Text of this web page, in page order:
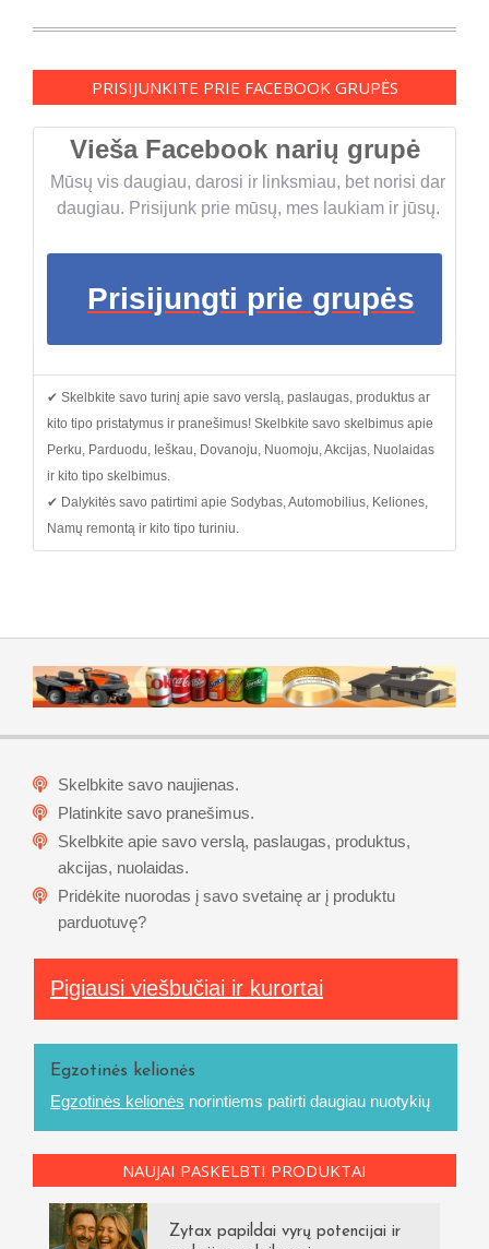
PRISIJUNKITE PRIE FACEBOOK GRUPĖS
Vieša Facebook narių grupė
Mūsų vis daugiau, darosi ir linksmiau, bet norisi dar
daugiau. Prisijunk prie mūsų, mes laukiam ir jūsų.
Prisijungti prie grupės
✔ Skelbkite savo turinį apie savo verslą, paslaugas, produktus ar
kito tipo pristatymus ir pranešimus! Skelbkite savo skelbimus apie
Perku, Parduodu, Ieškau, Dovanoju, Nuomoju, Akcijas, Nuolaidas
ir kito tipo skelbimus.
✔ Dalykitės savo patirtimi apie Sodybas, Automobilius, Keliones,
Namų remontą ir kito tipo turiniu.
Skelbkite savo naujienas.
Platinkite savo pranešimus.
Skelbkite apie savo verslą, paslaugas, produktus,
akcijas, nuolaidas.
Pridėkite nuorodas į savo svetainę ar į produktu
parduotuvę?
Pigiausi viešbučiai ir kurortai
Egzotinės kelionės
Egzotinės kelionės norintiems patirti daugiau nuotykių
NAUJAI PASKELBTI PRODUKTAI
Zytax papildai vyrų potencijai ir